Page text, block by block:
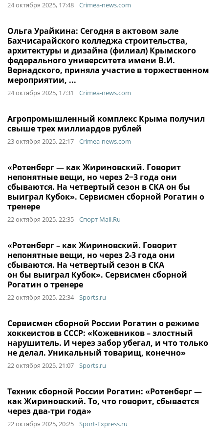
24 октября 2025, 17:48 Crimea-news.com
Ольга Урайкина: Сегодня в актовом зале
Бахчисарайского колледжа строительства,
архитектуры и дизайна (филиал) Крымского
федерального университета имени В.И.
Вернадского, приняла участие в торжественном
мероприятии, ...
24 октября 2025, 17:31 Crimea-news.com
Агропромышленный комплекс Крыма получил
свыше трех миллиардов рублей
23 октября 2025, 22:17 Crimea-news.com
«Ротенберг — как Жириновский. Говорит
непонятные вещи, но через 2−3 года они
сбываются. На четвертый сезон в СКА он бы
выиграл Кубок». Сервисмен сборной Рогатин о
тренере
22 октября 2025, 22:35 Спорт Mail.Ru
«Ротенберг – как Жириновский. Говорит
непонятные вещи, но через 2-3 года они
сбываются. На четвертый сезон в СКА
он бы выиграл Кубок». Сервисмен сборной
Рогатин о тренере
22 октября 2025, 22:34 Sports.ru
Сервисмен сборной России Рогатин о режиме
хоккеистов в СССР: «Кожевников – злостный
нарушитель. И через забор убегал, и что только
не делал. Уникальный товарищ, конечно»
22 октября 2025, 21:07 Sports.ru
Техник сборной России Рогатин: «Ротенберг —
как Жириновский. То, что говорит, сбывается
через два-три года»
22 октября 2025, 20:25 Sport-Express.ru